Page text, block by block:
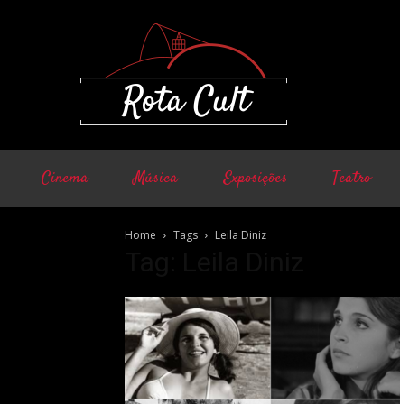
Cinema Música Exposições Teatro
Home Tags Leila Diniz